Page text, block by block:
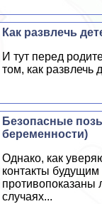
Как развлечь
И тут перед
том, как развлечь
Безопасные
беременности)
Однако, как
контакты
противопоказаны
случаях...